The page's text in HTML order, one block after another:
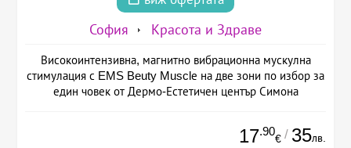
София Красота и Здраве
Високоинтензивна, магнитно вибрационна мускулна
стимулация с EMS Beuty Musclе на две зони по избор за
един човек от Дермо-Естетичен център Симона
17.90
€ / 35лв.